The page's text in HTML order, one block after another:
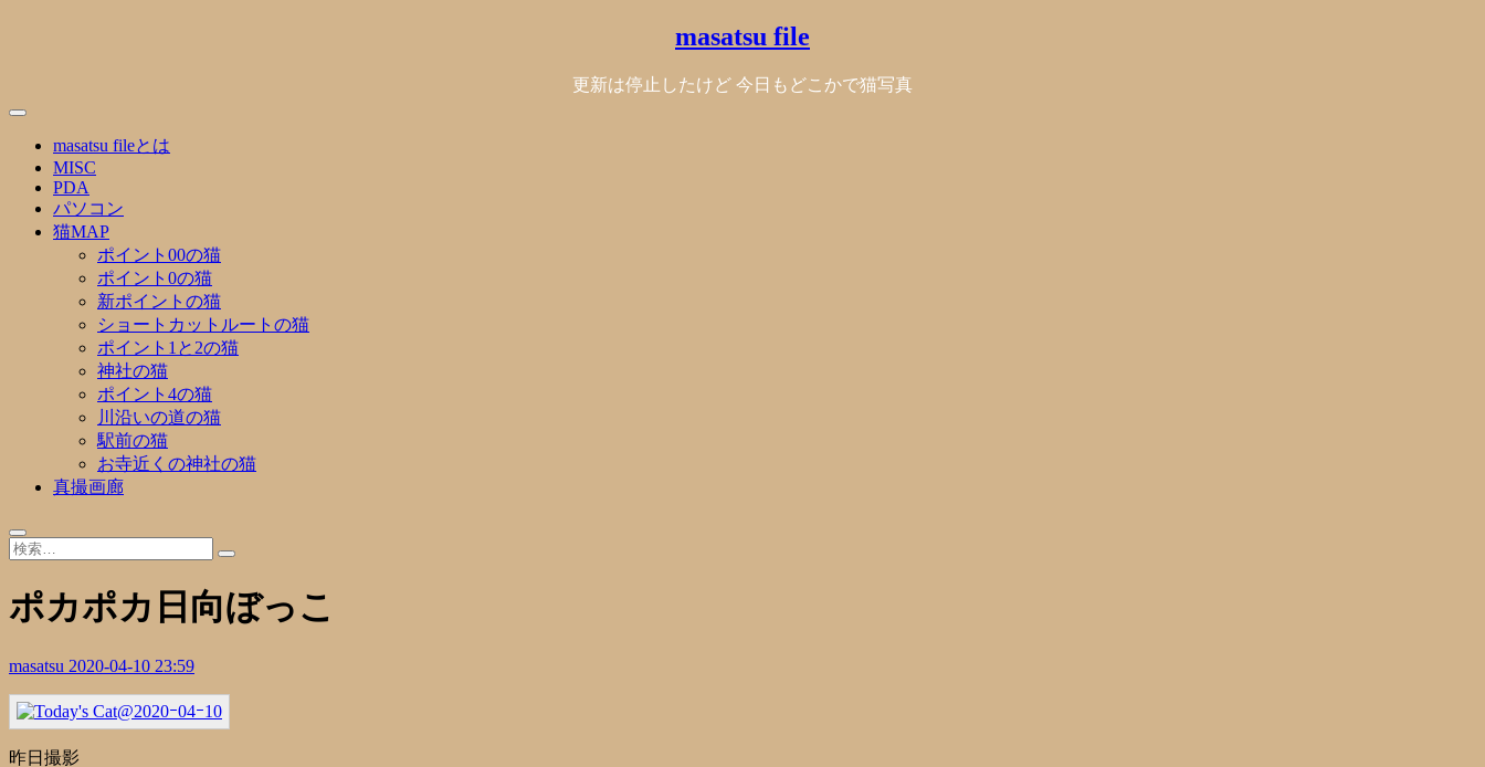
masatsu file
更新は停止したけど 今日もどこかで猫写真
masatsu fileとは
MISC
PDA
パソコン
猫MAP
ポイント00の猫
ポイント0の猫
新ポイントの猫
ショートカットルートの猫
ポイント1と2の猫
神社の猫
ポイント4の猫
川沿いの道の猫
駅前の猫
お寺近くの神社の猫
真撮画廊
ポカポカ日向ぼっこ
masatsu 2020-04-10 23:59
昨日撮影